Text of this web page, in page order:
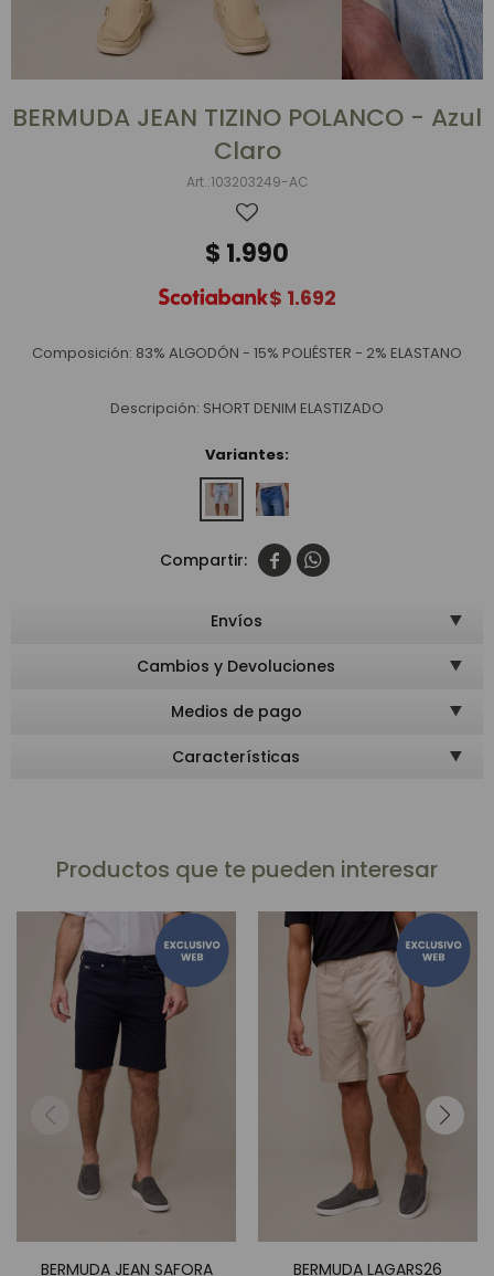
BERMUDA JEAN TIZINO POLANCO - Azul
Claro
103203249-AC
$ 1.990
$ 1.692
Composición: 83% ALGODÓN - 15% POLIÉSTER - 2% ELASTANO
Descripción: SHORT DENIM ELASTIZADO
Variantes:
 
Envíos
Cambios y Devoluciones
Medios de pago
Características
Productos que te pueden interesar
BERMUDA JEAN SAFORA
BERMUDA LAGARS26